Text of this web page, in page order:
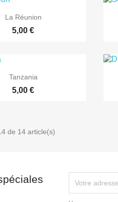
Aperçu rapide
La Réunion
5,00 €
Aperçu rapide
Tanzania
5,00 €
de 14 article(s)